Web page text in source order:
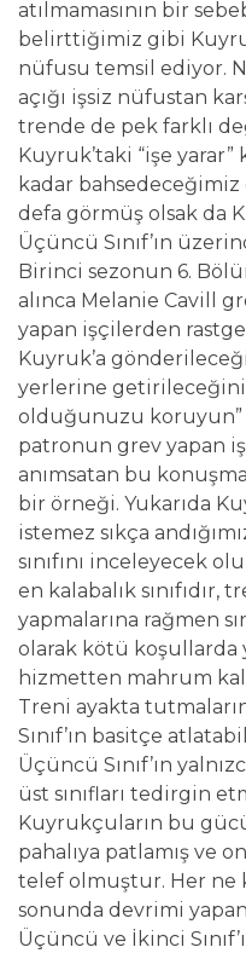
atılmamasının bir
belirttiğimiz gibi
nüfusu temsil ediyor.
açığı işsiz nüfustan
trende de pek farklı
Kuyruk’taki “işe
kadar
defa görmüş olsak da
Üçüncü Sınıf’ın
Birinci sezonun 6.
alınca Melanie Cavill
yapan işçilerden
Kuyruk’a
yerlerine getirileceğini
olduğunuzu koruyun”
patronun grev yapan
anımsatan bu
bir örneği. Yukarıda
istemez sıkça
sınıfını inceleyecek
en kalabalık
yapmalarına rağmen
olarak kötü koşullarda
hizmetten mahrum
Treni ayakta
Sınıf’ın basitçe
Üçüncü Sınıf’ın
üst sınıfları tedirgin
Kuyrukçuların bu
pahalıya patlamış ve
telef olmuştur. Her ne
sonunda devrimi
Üçüncü ve İkinci